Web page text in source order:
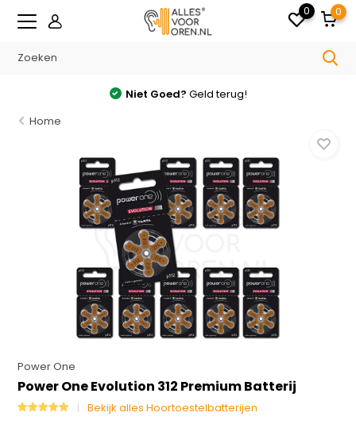
0 0
Gratisverzonden v.a. €35.- in NL
Home
Power One
Power One Evolution 312 Premium Batterij
Bekijk alles Hoortoestelbatterijen